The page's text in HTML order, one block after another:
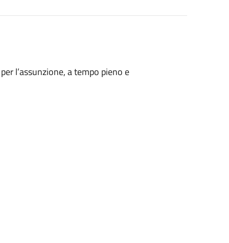
l’assunzione, a tempo pieno e